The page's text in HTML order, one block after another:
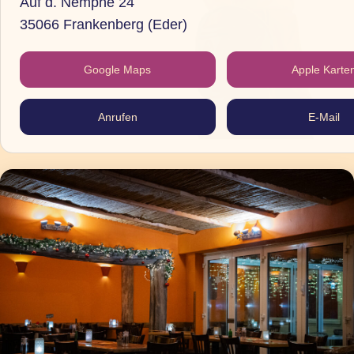
35066 Frankenberg (Eder)
Google Maps Apple
Anrufen E-Mail